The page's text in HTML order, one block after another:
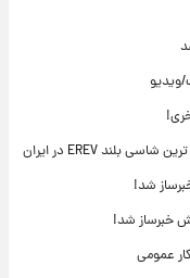
ویدیو
شد!
خبرساز شد!
عمومی